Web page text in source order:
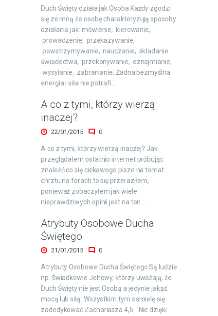
Duch Święty działa jak Osoba Każdy zgodzi
się ze mną że osobę charakteryzują sposoby
działania jak: mówienie, kierowanie,
prowadzenie, przekazywanie,
powstrzymywanie, nauczanie, składanie
świadectwa, przekonywanie, oznajmianie,
wysyłanie, zabranianie. Żadna bezmyślna
energia i siła nie potrafi…
A co z tymi, którzy wierzą
inaczej?
22/01/2015 0
A co z tymi, którzy wierzą inaczej? Jak
przeglądałem ostatnio internet próbując
znaleźć co się ciekawego pisze na temat
chrztu na forach to się przeraziłem,
ponieważ zobaczyłem jak wiele
nieprawdziwych opinii jest na ten…
Atrybuty Osobowe Ducha
Świętego
21/01/2015 0
Atrybuty Osobowe Ducha Świętego Są ludzie
np. Świadkowie Jehowy, którzy uważają, że
Duch Święty nie jest Osobą a jedynie jakąś
mocą lub siłą: Wszystkim tym ośmielę się
zadedykować Zachariasza 4,6: "Nie dzięki